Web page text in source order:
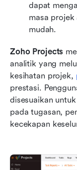
dapat
masa projek
mudah.
Zoho Projects
analitik yang
kesihatan projek,
prestasi.
disesuaikan
pada tugasan,
kecekapan